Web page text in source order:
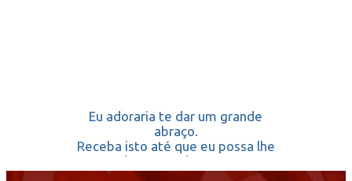
Eu adoraria te dar um grande
abraço.
Receba isto até que eu possa lhe
dar pessoalmente.